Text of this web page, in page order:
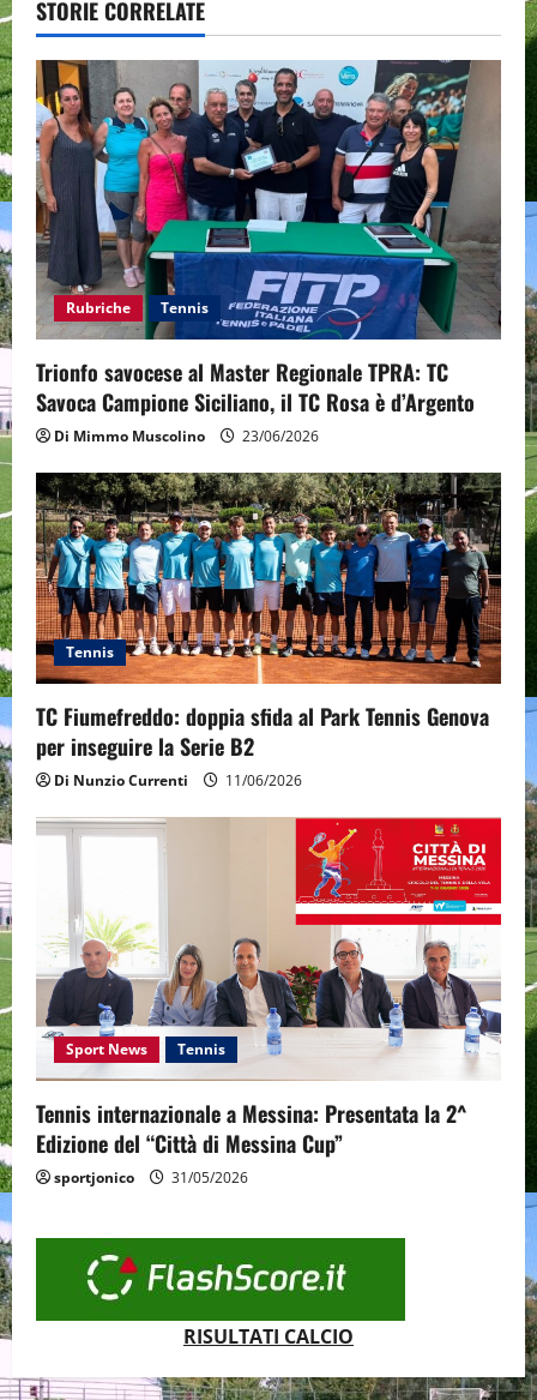
v
i
g
a
t
i
o
n
STORIE CORRELATE
Rubriche Tennis
Trionfo savocese al Master Regionale TPRA: TC
Savoca Campione Siciliano, il TC Rosa è d’Argento
Di Mimmo Muscolino 23/06/2026
Tennis
TC Fiumefreddo: doppia sfida al Park Tennis Genova
per inseguire la Serie B2
Di Nunzio Currenti 11/06/2026
Sport News Tennis
Tennis internazionale a Messina: Presentata la 2^
Edizione del “Città di Messina Cup”
sportjonico 31/05/2026
RISULTATI CALCIO